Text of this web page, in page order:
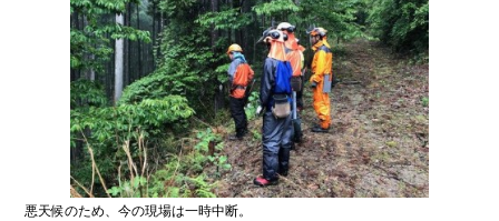
悪天候のため、今の現場は一時中断。